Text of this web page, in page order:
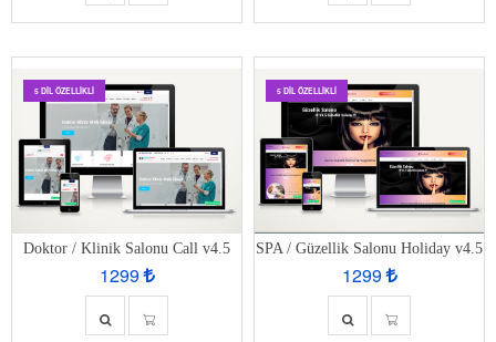
5 DIL ÖZELLIKLI
Doktor / Klinik Salonu Call v4.5
1299
5 DIL ÖZELLIKLI
SPA / Güzellik Salonu Holiday v4.5
1299